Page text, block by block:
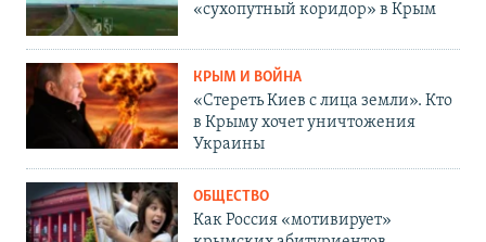
«сухопутный коридор» в Крым
КРЫМ И ВОЙНА
«Стереть Киев с лица земли». Кто
в Крыму хочет уничтожения
Украины
ОБЩЕСТВО
Как Россия «мотивирует»